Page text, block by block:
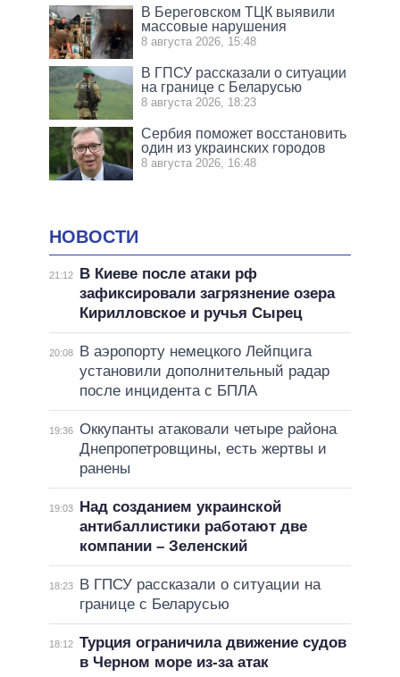
В Береговском ТЦК выявили
массовые нарушения
8 августа 2026, 15:48
В ГПСУ рассказали о ситуации
на границе с Беларусью
8 августа 2026, 18:23
Сербия поможет восстановить
один из украинских городов
8 августа 2026, 16:48
НОВОСТИ
21:12
В Киеве после атаки рф
зафиксировали загрязнение озера
Кирилловское и ручья Сырец
20:08
В аэропорту немецкого Лейпцига
установили дополнительный радар
после инцидента с БПЛА
19:36 Оккупанты атаковали четыре района
Днепропетровщины, есть жертвы и
ранены
19:03
Над созданием украинской
антибаллистики работают две
компании – Зеленский
18:23
В ГПСУ рассказали о ситуации на
границе с Беларусью
18:12 Турция ограничила движение судов
в Черном море из-за атак